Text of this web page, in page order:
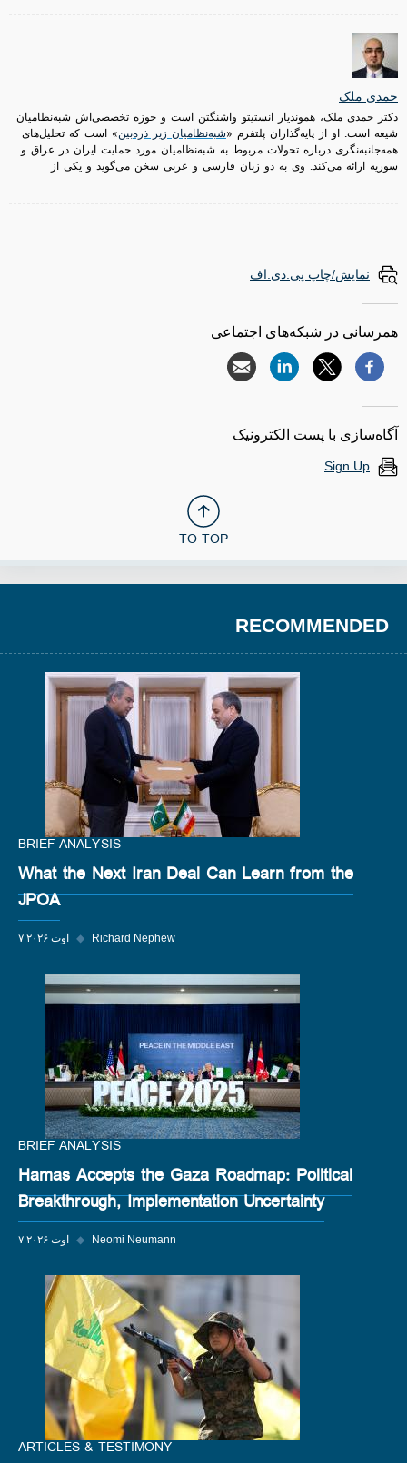
حمدی ملک
دکتر حمدی ملک، هموندیار انستیتو واشنگتن است و حوزه تخصصی‌اش شبه‌نظامیان
شیعه است. او از پایه‌گذاران پلتفرم «شبه‌نظامیان زیر ذره‌بین» است که تحلیل‌های
همه‌جانبه‌نگری درباره تحولات مربوط به شبه‌نظامیان مورد حمایت ایران در عراق و
سوریه ارائه می‌کند. وی به دو زبان فارسی و عربی سخن می‌گوید و یکی از
نمایش/چاپ پی.دی.اف
همرسانی در شبکه‌های اجتماعی
آگاه‌سازی با پست الکترونیک
Sign Up
TO TOP
RECOMMENDED
BRIEF ANALYSIS
What the Next Iran Deal Can Learn from the
JPOA
۷ اوت ۲۰۲۶ ◆ Richard Nephew
BRIEF ANALYSIS
Hamas Accepts the Gaza Roadmap: Political
Breakthrough, Implementation Uncertainty
۷ اوت ۲۰۲۶ ◆ Neomi Neumann
ARTICLES & TESTIMONY